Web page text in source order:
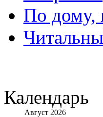
По дому,
Календарь
Август 2026